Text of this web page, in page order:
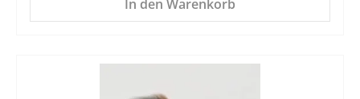
In den Warenkorb